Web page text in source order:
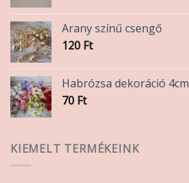
-
330 Ft
Arany színű csengő
120 Ft
Habrózsa dekoráció 4cm
70 Ft
KIEMELT TERMÉKEINK